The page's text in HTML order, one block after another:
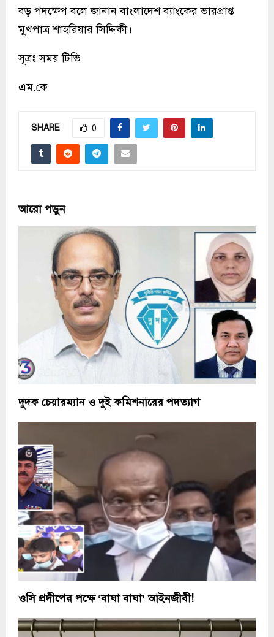
বড় পদক্ষেপ বলে জানান বাংলাদেশ ব্যাংকের ভারপ্রাপ্ত
মুখপাত্র শাহরিয়ার সিদ্দিকী।
সূত্রঃ সময় টিভি
এম.কে
SHARE 0
আরো পড়ুন
দুদক চেয়ারম্যান ও দুই কমিশনারের পদত্যাগ
ওসি প্রদীপের পক্ষে ‘বাঘা বাঘা’ আইনজীবী!